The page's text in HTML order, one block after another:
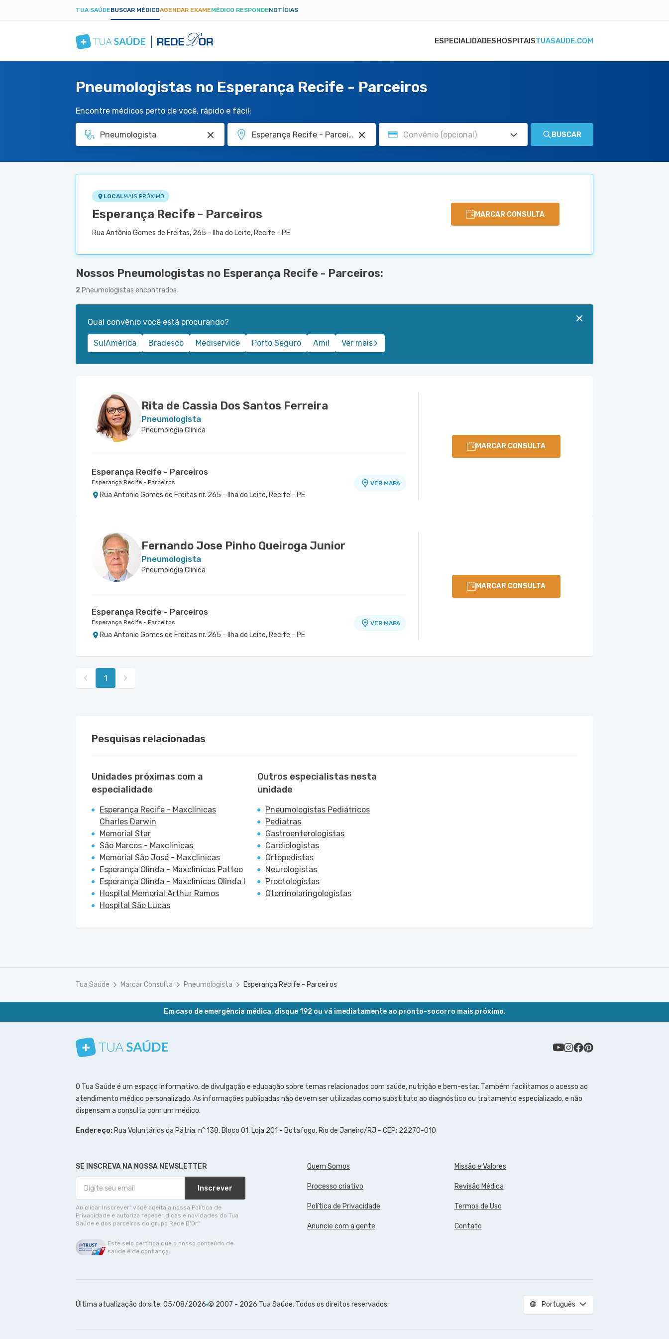
TUA SAÚDEBUSCAR MÉDICOAGENDAR EXAMEMÉDICO RESPONDENOTÍCIAS
ESPECIALIDADESHOSPITAISTUASAUDE.COM
Pneumologistas no Esperança Recife - Parceiros
Encontre médicos perto de você, rápido e fácil:
BUSCAR
LOCALMAIS PRÓXIMO
Esperança Recife - Parceiros
Rua Antônio Gomes de Freitas, 265 - Ilha do Leite, Recife - PE
MARCAR CONSULTA
Nossos Pneumologistas no Esperança Recife - Parceiros:
2 Pneumologistas encontrados
Qual convênio você está procurando?
SulAmérica Bradesco Mediservice Porto Seguro Amil Ver mais
Rita de Cassia Dos Santos Ferreira
Pneumologista
Pneumologia Clinica
MARCAR CONSULTA
Esperança Recife - Parceiros
Esperança Recife - Parceiros
Rua Antonio Gomes de Freitas nr. 265 - Ilha do Leite, Recife - PE
VER MAPA
Fernando Jose Pinho Queiroga Junior
Pneumologista
Pneumologia Clinica
MARCAR CONSULTA
Esperança Recife - Parceiros
Esperança Recife - Parceiros
Rua Antonio Gomes de Freitas nr. 265 - Ilha do Leite, Recife - PE
VER MAPA
1
Pesquisas relacionadas
Unidades próximas com a
especialidade
Esperança Recife - Maxclínicas
Charles Darwin
Memorial Star
São Marcos - Maxclinicas
Memorial São José - Maxclinicas
Esperança Olinda - Maxclinicas Patteo
Esperança Olinda - Maxclinicas Olinda I
Hospital Memorial Arthur Ramos
Hospital São Lucas
Outros especialistas nesta
unidade
Pneumologistas Pediátricos
Pediatras
Gastroenterologistas
Cardiologistas
Ortopedistas
Neurologistas
Proctologistas
Otorrinolaringologistas
Tua Saúde Marcar Consulta Pneumologista Esperança Recife - Parceiros
Em caso de emergência médica, disque 192 ou vá imediatamente ao pronto-socorro mais próximo.
Conheça nosso canal
Siga a gente no Instagram
Siga a gente no Facebook
Siga a gente no Pinterest
O Tua Saúde é um espaço informativo, de divulgação e educação sobre temas relacionados com saúde, nutrição e bem-estar. Também facilitamos o acesso ao
atendimento médico personalizado. As informações publicadas não devem ser utilizadas como substituto ao diagnóstico ou tratamento especializado, e não
dispensam a consulta com um médico.
Endereço: Rua Voluntários da Pátria, n° 138, Bloco 01, Loja 201 - Botafogo, Rio de Janeiro/RJ - CEP: 22270-010
SE INSCREVA NA NOSSA NEWSLETTER
Inscrever
Ao clicar Inscrever" você aceita a nossa Política de
Privacidade e autoriza receber dicas e novidades do Tua
Saúde e dos parceiros do grupo Rede D'Or."
Quem Somos Missão e Valores
Processo criativo Revisão Médica
Política de Privacidade Termos de Uso
Anuncie com a gente Contato
Este selo certifica que o nosso conteúdo de
saúde é de confiança.
Última atualização do site: 05/08/2026 © 2007 - 2026 Tua Saúde. Todos os direitos reservados. Português